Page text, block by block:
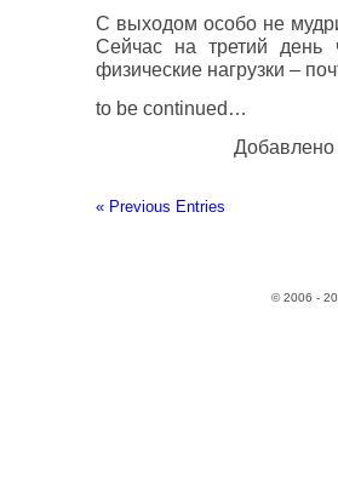
С выходом особо не
Сейчас на третий день
физические нагрузки –
to be continued…
« Previous Entries
© 2006 -